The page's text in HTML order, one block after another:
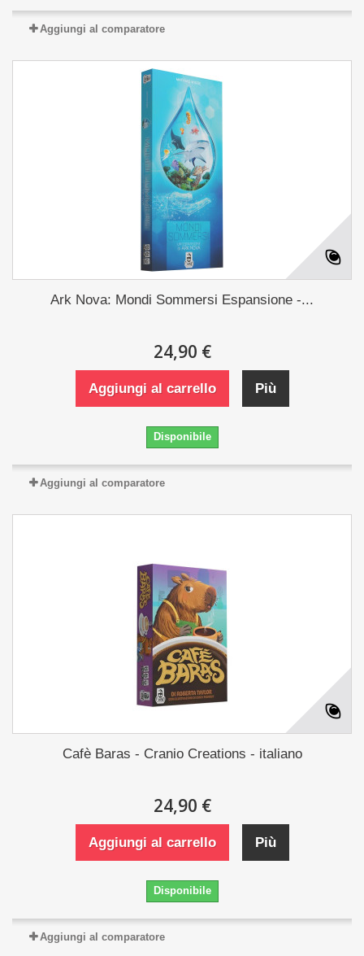
Aggiungi al comparatore
Ark Nova: Mondi Sommersi Espansione -...
24,90 €
Aggiungi al carrello Più
Disponibile
Aggiungi al comparatore
Cafè Baras - Cranio Creations - italiano
24,90 €
Aggiungi al carrello Più
Disponibile
Aggiungi al comparatore